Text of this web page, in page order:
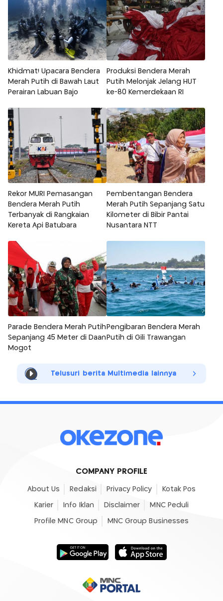
Khidmat! Upacara Bendera
Merah Putih di Bawah Laut
Perairan Labuan Bajo
Produksi Bendera Merah
Putih Melonjak Jelang HUT
ke-80 Kemerdekaan RI
Rekor MURI Pemasangan
Bendera Merah Putih
Terbanyak di Rangkaian
Kereta Api Batubara
Pembentangan Bendera
Merah Putih Sepanjang Satu
Kilometer di Bibir Pantai
Nusantara NTT
Parade Bendera Merah Putih
Sepanjang 45 Meter di Daan
Mogot
Pengibaran Bendera Merah
Putih di Gili Trawangan
Telusuri berita Multimedia lainnya
COMPANY PROFILE
About Us Redaksi Privacy Policy Kotak Pos
Karier Info Iklan Disclaimer MNC Peduli
Profile MNC Group MNC Group Businesses